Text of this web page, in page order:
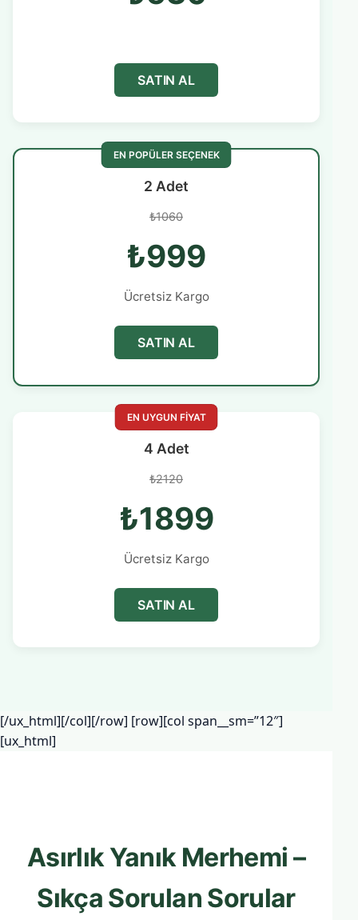
SATIN AL
EN POPÜLER SEÇENEK
2 Adet
₺1060
₺999
Ücretsiz Kargo
SATIN AL
EN UYGUN FİYAT
4 Adet
₺2120
₺1899
Ücretsiz Kargo
SATIN AL
[/ux_html][/col][/row] [row][col span__sm=”12″]
[ux_html]
Asırlık Yanık Merhemi –
Sıkça Sorulan Sorular